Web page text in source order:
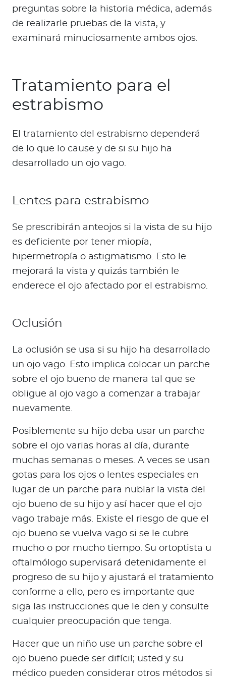
preguntas sobre la historia médica, además
de realizarle pruebas de la vista, y
examinará minuciosamente ambos ojos.
Tratamiento para el
estrabismo
El tratamiento del estrabismo dependerá
de lo que lo cause y de si su hijo ha
desarrollado un ojo vago.
Lentes para estrabismo
Se prescribirán anteojos si la vista de su hijo
es deficiente por tener miopía,
hipermetropía o astigmatismo. Esto le
mejorará la vista y quizás también le
enderece el ojo afectado por el estrabismo.
Oclusión
La oclusión se usa si su hijo ha desarrollado
un ojo vago. Esto implica colocar un parche
sobre el ojo bueno de manera tal que se
obligue al ojo vago a comenzar a trabajar
nuevamente.
Posiblemente su hijo deba usar un parche
sobre el ojo varias horas al día, durante
muchas semanas o meses. A veces se usan
gotas para los ojos o lentes especiales en
lugar de un parche para nublar la vista del
ojo bueno de su hijo y así hacer que el ojo
vago trabaje más. Existe el riesgo de que el
ojo bueno se vuelva vago si se le cubre
mucho o por mucho tiempo. Su ortoptista u
oftalmólogo supervisará detenidamente el
progreso de su hijo y ajustará el tratamiento
conforme a ello, pero es importante que
siga las instrucciones que le den y consulte
cualquier preocupación que tenga.
Hacer que un niño use un parche sobre el
ojo bueno puede ser difícil; usted y su
médico pueden considerar otros métodos si